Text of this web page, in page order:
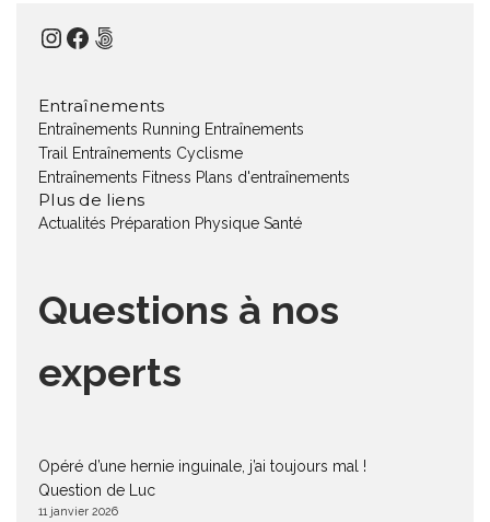
Instagram
Facebook
500px
Entraînements
Entraînements Running Entraînements
Trail
Entraînements Cyclisme
Entraînements Fitness Plans d'entraînements
Plus de liens
Actualités Préparation Physique Santé
Questions à nos
experts
Opéré d’une hernie inguinale, j’ai toujours mal !
Question de Luc
11 janvier 2026